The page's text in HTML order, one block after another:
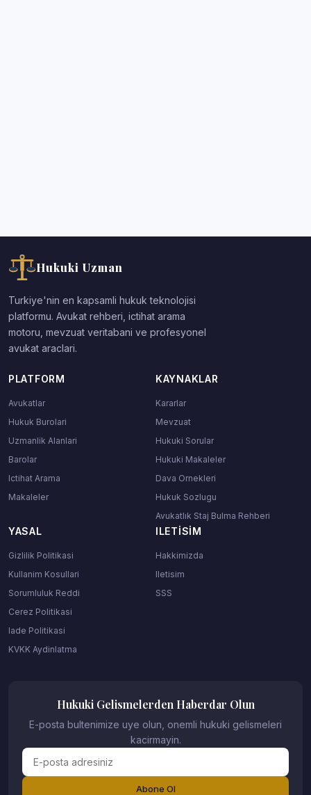
Hukuki Uzman
Turkiye'nin en kapsamli hukuk teknolojisi
platformu. Avukat rehberi, ictihat arama
motoru, mevzuat veritabani ve profesyonel
avukat araclari.
PLATFORM
Avukatlar
Hukuk Burolari
Uzmanlik Alanlari
Barolar
Ictihat Arama
Makaleler
KAYNAKLAR
Kararlar
Mevzuat
Hukuki Sorular
Hukuki Makaleler
Dava Ornekleri
Hukuk Sozlugu
Avukatlık Staj Bulma Rehberi
YASAL
Gizlilik Politikasi
Kullanim Kosullari
Sorumluluk Reddi
Cerez Politikasi
Iade Politikasi
KVKK Aydinlatma
ILETISIM
Hakkimizda
Iletisim
SSS
Hukuki Gelismelerden Haberdar Olun
E-posta bultenimize uye olun, onemli hukuki gelismeleri
kacirmayin.
Abone Ol